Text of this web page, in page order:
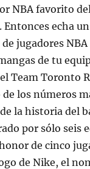
NBA favorito
Entonces echa
jugadores NBA
de tu
Team Toronto
de los números
la historia del
por sólo seis
de cinco
de Nike, el